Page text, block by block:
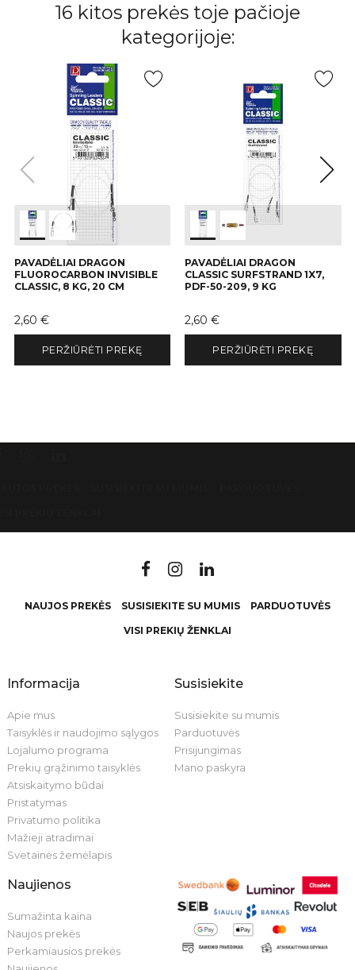
16 kitos prekės toje pačioje
kategorijoje:
PAVADĖLIAI DRAGON
FLUOROCARBON INVISIBLE
CLASSIC, 8 KG, 20 CM
Kaina
2,60 €
PERŽIŪRĖTI PREKĘ
PAVADĖLIAI DRAGON
CLASSIC SURFSTRAND 1X7,
PDF-50-209, 9 KG
Kaina
2,60 €
PERŽIŪRĖTI PREKĘ
NAUJOS PREKĖS SUSISIEKITE SU MUMIS PARDUOTUVĖS
VISI PREKIŲ ŽENKLAI
Informacija
Apie mus
Taisyklės ir naudojimo sąlygos
Lojalumo programa
Prekių grąžinimo taisyklės
Atsiskaitymo būdai
Pristatymas
Privatumo politika
Mažieji atradimai
Svetainės žemėlapis
Susisiekite
Susisiekite su mumis
Parduotuvės
Prisijungimas
Mano paskyra
Naujienos
Sumažinta kaina
Naujos prekės
Perkamiausios prekės